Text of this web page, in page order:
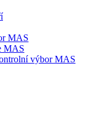
MAS
MAS
výbor MAS